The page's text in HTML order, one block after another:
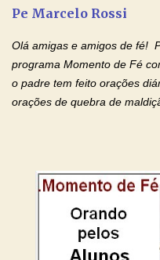
Pe Marcelo Rossi
Olá amigas e amigos de fé!
programa Momento de Fé
o padre tem feito orações
orações de quebra de
por estas valiosas orações.
paz de Jesus Cristo e no
Devoção e Fé Clique para
Rossi Site Padre Marcelo
Tocai, Cura! E Restaura!